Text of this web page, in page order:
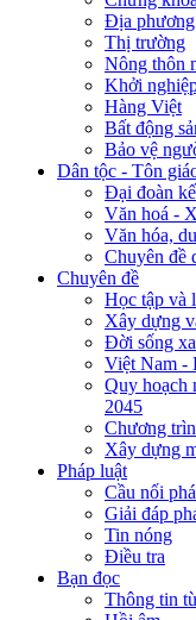
Địa phương
Thị trường
Nông thôn
Khởi
Hàng Việt
Bất động
Bảo vệ
Dân tộc - Tôn
Đại đoàn
Văn hoá -
Văn hóa,
Chuyên đề
Chuyên đề
Học tập và
Xây dựng
Đời sống
Việt Nam -
Quy hoạch
2045
Chương
Xây dựng
Pháp luật
Cầu nối
Giải đáp
Tin nóng
Điều tra
Bạn đọc
Thông tin